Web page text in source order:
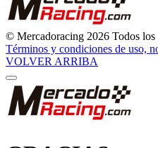
© Mercadoracing 2026 Todos los
Términos y condiciones de uso,
VOLVER ARRIBA